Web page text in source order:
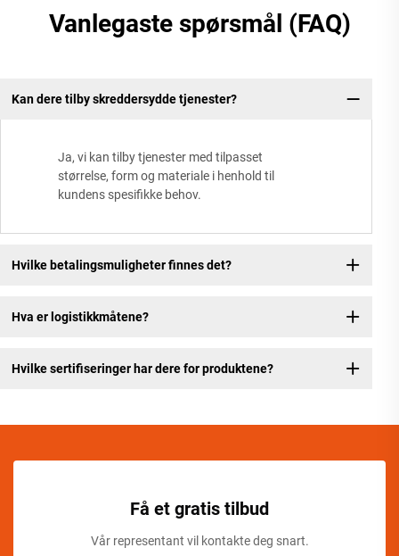
Vanlegaste spørsmål (FAQ)
Kan dere tilby skreddersydde tjenester?
Ja, vi kan tilby tjenester med tilpasset
størrelse, form og materiale i henhold til
kundens spesifikke behov.
Hvilke betalingsmuligheter finnes det?
Hva er logistikkmåtene?
Hvilke sertifiseringer har dere for produktene?
Få et gratis tilbud
Vår representant vil kontakte deg snart.